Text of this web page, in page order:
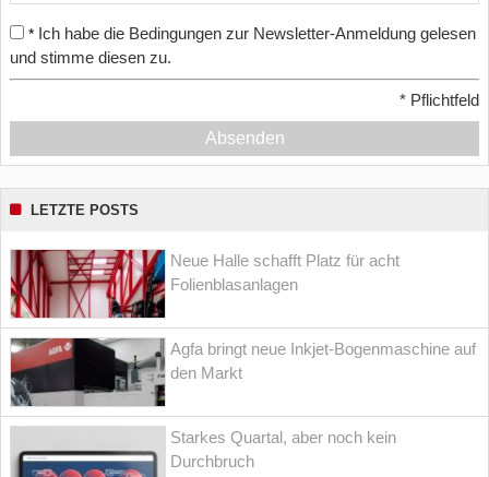
* Ich habe die Bedingungen zur Newsletter-Anmeldung gelesen
und stimme diesen zu.
* Pflichtfeld
Absenden
LETZTE POSTS
Neue Halle schafft Platz für acht
Folienblasanlagen
Agfa bringt neue Inkjet-Bogenmaschine auf
den Markt
Starkes Quartal, aber noch kein
Durchbruch